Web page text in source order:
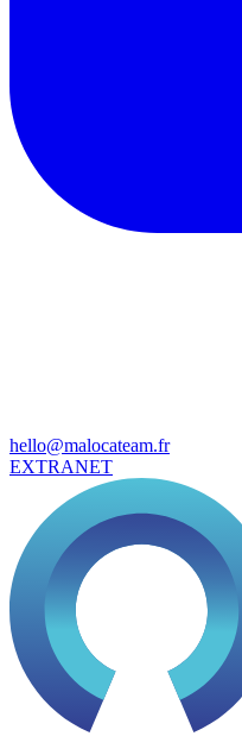
hello@malocateam.fr
EXTRANET